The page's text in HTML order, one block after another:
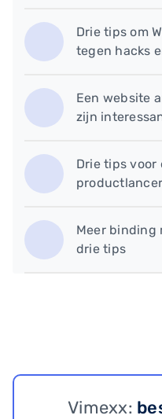
Drie tips om
tegen hacks
Een website
zijn
Drie tips voor
Meer binding
drie tips
Vimexx: